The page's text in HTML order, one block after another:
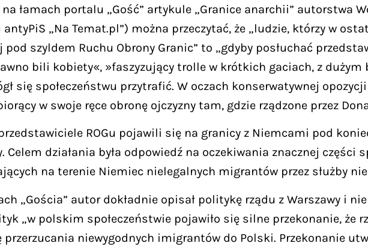
łamach portalu „Gość” artykule „Granice anarchii” autorstwa
„Na Temat.pl”) można przeczytać, że „ludzie, którzy w
szyldem Ruchu Obrony Granic” to „gdyby posłuchać
bili kobiety«, »faszyzujący trolle w krótkich gaciach, z dużym
się społeczeństwu przytrafić. W oczach konserwatywnej
w swoje ręce obronę ojczyzny tam, gdzie rządzone przez
ROGu pojawili się na granicy z Niemcami pod
działania była odpowiedź na oczekiwania znacznej części
na terenie Niemiec nielegalnych migrantów przez służby
„Gościa” autor dokładnie opisał politykę rządu z Warszawy i
„w polskim społeczeństwie pojawiło się silne przekonanie, że
niewygodnych imigrantów do Polski. Przekonanie